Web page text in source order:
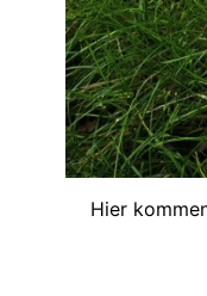
Hier